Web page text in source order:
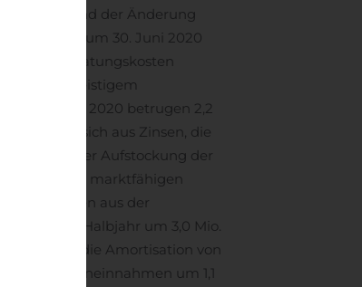
aufgrund der Änderung
Quartal zum 30. Juni 2020
Beratungskosten
von geistigem
30. Juni 2020 betrugen 2,2
setzen sich aus Zinsen, die
wurden, der Aufstockung der
und marktfähigen
Einnahmen aus der
endenden Halbjahr um 3,0 Mio.
USD und die Amortisation von
Meilensteineinnahmen um 1,1